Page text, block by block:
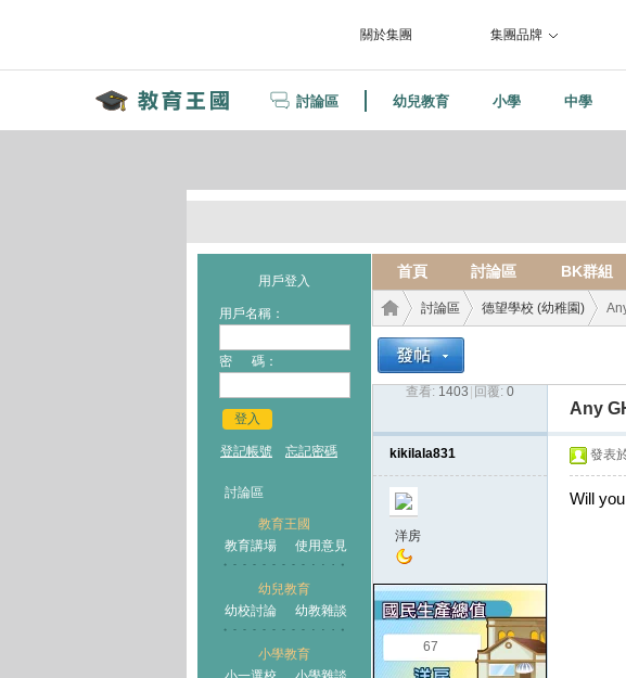
關於集團 集團品牌
討論區 幼兒教育 小學 中學
用戶登入
用戶名稱：
密 碼：
登入
登記帳號 忘記密碼
討論區
教育王國
教育講場
使用意見
幼兒教育
幼校討論
幼教雜談
小學教育
首頁 討論區 BK群組
王國
討論區
›
德望學校 (幼稚園)
查看: 1403 回覆: 0
Any
kikilala831
洋房
67
發表
Will